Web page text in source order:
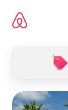
sadržaj